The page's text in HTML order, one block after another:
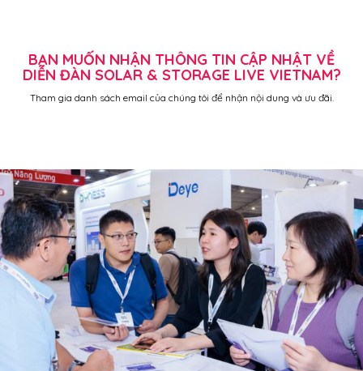
BẠN MUỐN NHẬN THÔNG TIN CẬP NHẬT VỀ
DIỄN ĐÀN SOLAR & STORAGE LIVE VIETNAM?
Tham gia danh sách email của chúng tôi để nhận nội dung và ưu đãi.